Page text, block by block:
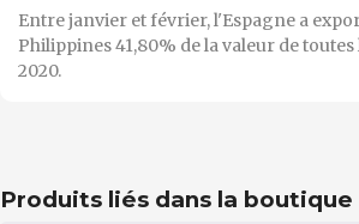
Entre janvier et février, l'Espagne a
Philippines 41,80% de la valeur de
2020.
Produits liés dans la boutique